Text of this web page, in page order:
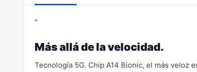
"
Más allá de la velocidad.
Tecnología 5G. Chip A14 Bionic, el más veloz